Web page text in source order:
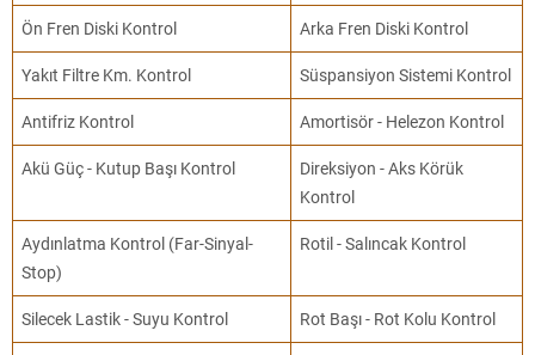
Ön Fren Diski Kontrol Arka Fren Diski Kontrol
Yakıt Filtre Km. Kontrol Süspansiyon Sistemi Kontrol
Antifriz Kontrol Amortisör - Helezon Kontrol
Akü Güç - Kutup Başı Kontrol
Direksiyon - Aks Körük
Kontrol
Aydınlatma Kontrol (Far-Sinyal-
Stop)
Rotil - Salıncak Kontrol
Silecek Lastik - Suyu Kontrol Rot Başı - Rot Kolu Kontrol